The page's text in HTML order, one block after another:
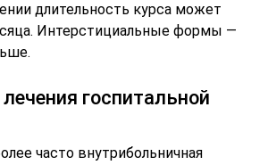
длительность курса может
Интерстициальные формы —
госпитальной
часто внутрибольничная